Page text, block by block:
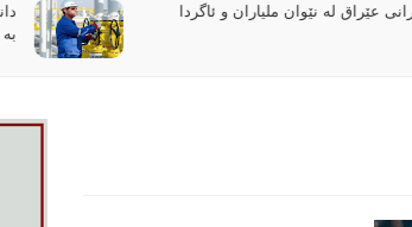
دانە گاز: لە نیوەی یەکەمی 2026 قازانجمان